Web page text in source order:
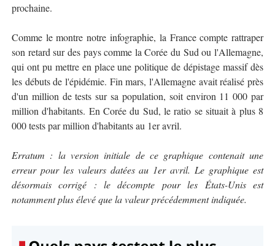
prochaine.
Comme le montre notre infographie, la France compte rattraper
son retard sur des pays comme la Corée du Sud ou l'Allemagne,
qui ont pu mettre en place une politique de dépistage massif dès
les débuts de l'épidémie. Fin mars, l'Allemagne avait réalisé près
d'un million de tests sur sa population, soit environ 11 000 par
million d'habitants. En Corée du Sud, le ratio se situait à plus 8
000 tests par million d'habitants au 1er avril.
Erratum : la version initiale de ce graphique contenait une
erreur pour les valeurs datées au 1er avril. Le graphique est
désormais corrigé : le décompte pour les États-Unis est
notamment plus élevé que la valeur précédemment indiquée.